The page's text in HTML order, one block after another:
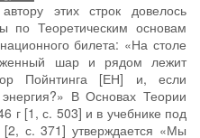
этих строк довелось
по Теоретическим основам
билета: «На столе
шар и рядом лежит
Пойнтинга [ЕН] и, если
В Основах Теории
г [1, с. 503] и в учебнике под
с. 371] утверждается «Мы